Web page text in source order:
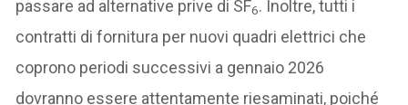
passare ad alternative prive di SF6. Inoltre, tutti i
contratti di fornitura per nuovi quadri elettrici che
coprono periodi successivi a gennaio 2026
dovranno essere attentamente riesaminati, poiché